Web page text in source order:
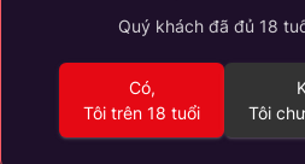
Quý khách đã đủ 18
Có,
Tôi trên 18 tuổi
Tôi